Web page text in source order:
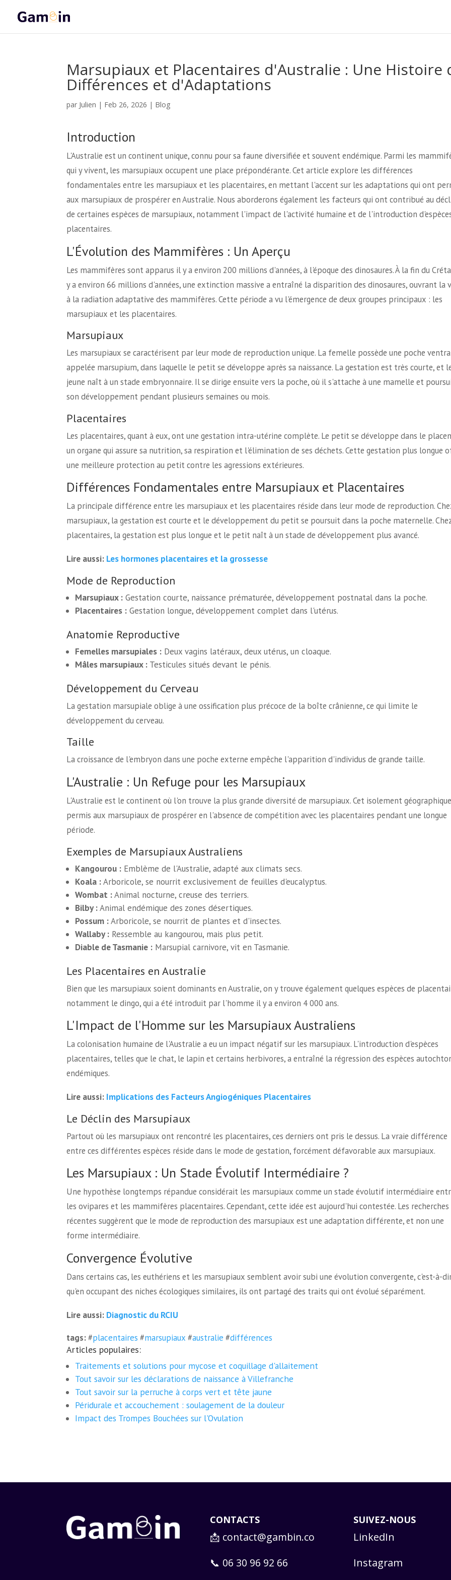
Marsupiaux et Placentaires d'Australie : Une Histoire
Différences et d'Adaptations
par Julien | Feb 26, 2026 | Blog
Introduction
L'Australie est un continent unique, connu pour sa faune diversifiée et souvent endémique. Parmi les
qui y vivent, les marsupiaux occupent une place prépondérante. Cet article explore les différences
fondamentales entre les marsupiaux et les placentaires, en mettant l'accent sur les adaptations qui ont
aux marsupiaux de prospérer en Australie. Nous aborderons également les facteurs qui ont contribué au
de certaines espèces de marsupiaux, notamment l'impact de l'activité humaine et de l'introduction
placentaires.
L'Évolution des Mammifères : Un Aperçu
Les mammifères sont apparus il y a environ 200 millions d'années, à l'époque des dinosaures. À la fin du
y a environ 66 millions d'années, une extinction massive a entraîné la disparition des dinosaures, ouvrant la
à la radiation adaptative des mammifères. Cette période a vu l'émergence de deux groupes principaux : les
marsupiaux et les placentaires.
Marsupiaux
Les marsupiaux se caractérisent par leur mode de reproduction unique. La femelle possède une poche
appelée marsupium, dans laquelle le petit se développe après sa naissance. La gestation est très courte, et
jeune naît à un stade embryonnaire. Il se dirige ensuite vers la poche, où il s'attache à une mamelle et
son développement pendant plusieurs semaines ou mois.
Placentaires
Les placentaires, quant à eux, ont une gestation intra-utérine complète. Le petit se développe dans le
un organe qui assure sa nutrition, sa respiration et l'élimination de ses déchets. Cette gestation plus longue
une meilleure protection au petit contre les agressions extérieures.
Différences Fondamentales entre Marsupiaux et Placentaires
La principale différence entre les marsupiaux et les placentaires réside dans leur mode de reproduction.
marsupiaux, la gestation est courte et le développement du petit se poursuit dans la poche maternelle.
placentaires, la gestation est plus longue et le petit naît à un stade de développement plus avancé.
Lire aussi: Les hormones placentaires et la grossesse
Mode de Reproduction
Marsupiaux :Gestation courte, naissance prématurée, développement postnatal dans la poche.
Placentaires :Gestation longue, développement complet dans l'utérus.
Anatomie Reproductive
Femelles marsupiales :Deux vagins latéraux, deux utérus, un cloaque.
Mâles marsupiaux :Testicules situés devant le pénis.
Développement du Cerveau
La gestation marsupiale oblige à une ossification plus précoce de la boîte crânienne, ce qui limite le
développement du cerveau.
Taille
La croissance de l'embryon dans une poche externe empêche l'apparition d'individus de grande taille.
L'Australie : Un Refuge pour les Marsupiaux
L'Australie est le continent où l'on trouve la plus grande diversité de marsupiaux. Cet isolement
permis aux marsupiaux de prospérer en l'absence de compétition avec les placentaires pendant une longue
période.
Exemples de Marsupiaux Australiens
Kangourou :Emblème de l'Australie, adapté aux climats secs.
Koala :Arboricole, se nourrit exclusivement de feuilles d'eucalyptus.
Wombat :Animal nocturne, creuse des terriers.
Bilby :Animal endémique des zones désertiques.
Possum :Arboricole, se nourrit de plantes et d'insectes.
Wallaby :Ressemble au kangourou, mais plus petit.
Diable de Tasmanie :Marsupial carnivore, vit en Tasmanie.
Les Placentaires en Australie
Bien que les marsupiaux soient dominants en Australie, on y trouve également quelques espèces de
notamment le dingo, qui a été introduit par l'homme il y a environ 4 000 ans.
L'Impact de l'Homme sur les Marsupiaux Australiens
La colonisation humaine de l'Australie a eu un impact négatif sur les marsupiaux. L'introduction d'espèces
placentaires, telles que le chat, le lapin et certains herbivores, a entraîné la régression des espèces
endémiques.
Lire aussi: Implications des Facteurs Angiogéniques Placentaires
Le Déclin des Marsupiaux
Partout où les marsupiaux ont rencontré les placentaires, ces derniers ont pris le dessus. La vraie différence
entre ces différentes espèces réside dans le mode de gestation, forcément défavorable aux marsupiaux.
Les Marsupiaux : Un Stade Évolutif Intermédiaire ?
Une hypothèse longtemps répandue considérait les marsupiaux comme un stade évolutif intermédiaire
les ovipares et les mammifères placentaires. Cependant, cette idée est aujourd'hui contestée. Les recherches
récentes suggèrent que le mode de reproduction des marsupiaux est une adaptation différente, et non une
forme intermédiaire.
Convergence Évolutive
Dans certains cas, les euthériens et les marsupiaux semblent avoir subi une évolution convergente, c'est-à-
qu'en occupant des niches écologiques similaires, ils ont partagé des traits qui ont évolué séparément.
Lire aussi: Diagnostic du RCIU
tags:#placentaires #marsupiaux #australie #différences
Articles populaires:
Traitements et solutions pour mycose et coquillage d'allaitement
Tout savoir sur les déclarations de naissance à Villefranche
Tout savoir sur la perruche à corps vert et tête jaune
Péridurale et accouchement : soulagement de la douleur
Impact des Trompes Bouchées sur l'Ovulation
CONTACTS
📩 contact@gambin.co
📞 06 30 96 92 66
SUIVEZ-NOUS
LinkedIn
Instagram